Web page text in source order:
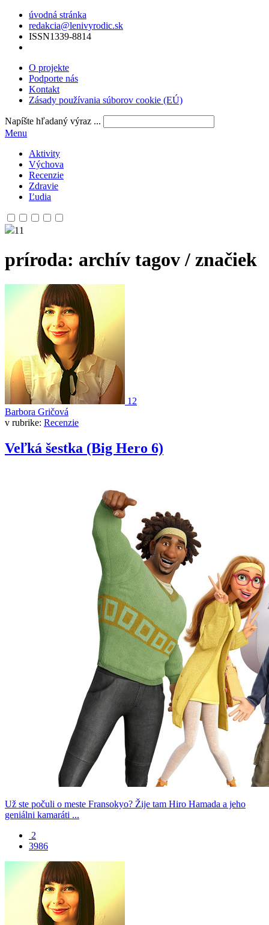
úvodná stránka
redakcia@lenivyrodic.sk
ISSN1339-8814
O projekte
Podporte nás
Kontakt
Zásady používania súborov cookie (EÚ)
Napíšte hľadaný výraz ...
Menu
Aktivity
Výchova
Recenzie
Zdravie
Ľudia
11
príroda: archív tagov / značiek
12
Barbora Gričová
v rubrike: Recenzie
Veľká šestka (Big Hero 6)
Už ste počuli o meste Fransokyo? Žije tam Hiro Hamada a jeho
geniálni kamaráti ...
2
3986